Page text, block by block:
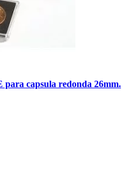
para capsula redonda 26mm.